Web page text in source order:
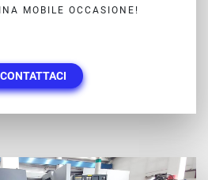
MOBILE OCCASIONE!
CONTATTACI